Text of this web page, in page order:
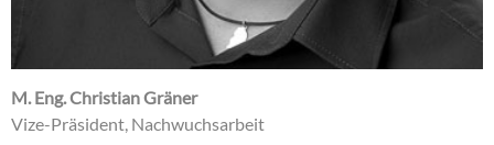
M. Eng. Christian Gräner
Vize-Präsident, Nachwuchsarbeit